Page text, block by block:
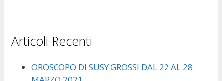
Articoli Recenti
OROSCOPO DI SUSY GROSSI DAL 22 AL 28